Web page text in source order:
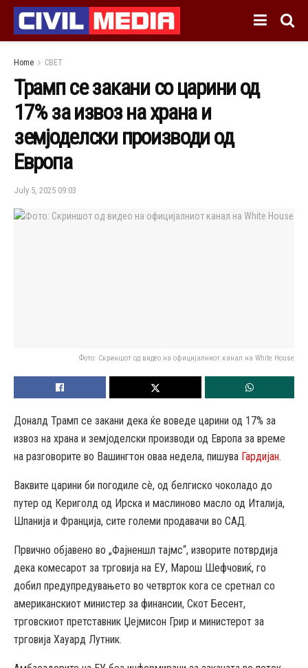
Home СВЕТ
Трамп се закани со царини од
17% за извоз на храна и
земјоделски производи од
Европа
July 5, 2025 09:03
Фото: Скриншот од видео на официјалниот канал на White House
Доналд Трамп се закани дека ќе воведе царини од 17% за
извоз на храна и земјоделски производи од Европа за време
на разговорите во Вашингтон оваа недела, пишува Гардијан.
Ваквите царини би погодиле сè, од белгиско чоколадо до
путер од Кериголд од Ирска и маслиново масло од Италија,
Шпанија и Франција, сите големи продавачи во САД.
Првично објавено во „Фајненшл тајмс“, изворите потврдија
дека комесарот за трговија на ЕУ, Марош Шефчовиќ, го
добил предупредувањето во четврток кога се сретнал со
американскиот министер за финансии, Скот Бесент,
трговскиот претставник Џејмисон Грир и министерот за
трговија Хауард Лутник.